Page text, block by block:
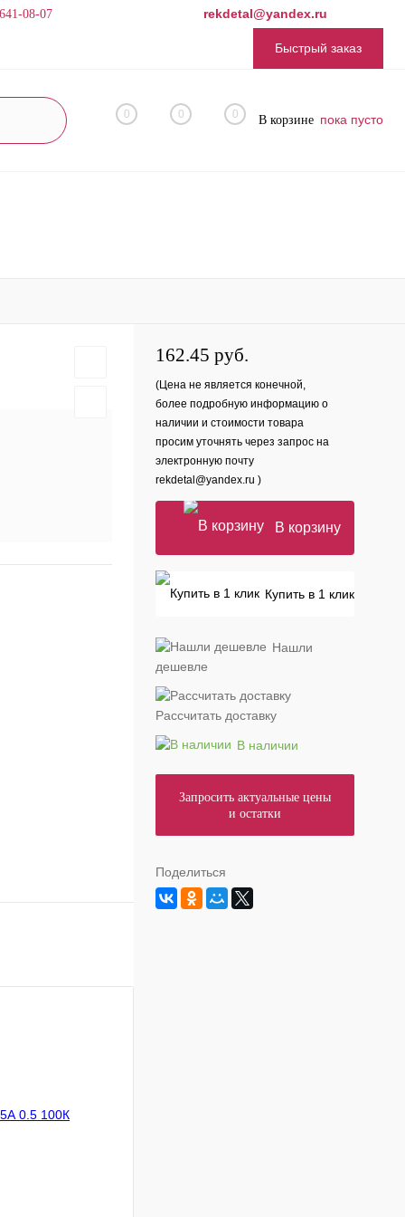
08-07 rekdetal@yandex.ru
Быстрый заказ
0 0 0 В корзине пока пусто
162.45 руб.
(Цена не является конечной,
более подробную информацию о
наличии и стоимости товара
просим уточнять через запрос на
электронную почту
rekdetal@yandex.ru )
В корзину
Купить в 1 клик
Нашли
дешевле
Рассчитать доставку
В наличии
Запросить актуальные цены
и остатки
Поделиться